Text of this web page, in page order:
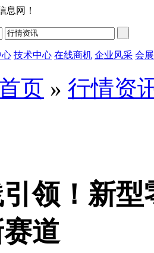
息网！
心 技术中心 在线商机 企业风采 会
页 » 行情资
领！新
道